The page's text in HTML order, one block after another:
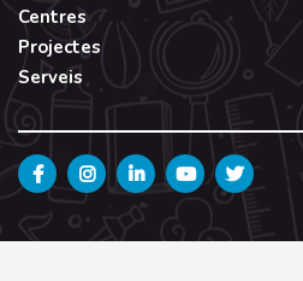
ÀREA FORMATIVA
Centres
Projectes
Serveis